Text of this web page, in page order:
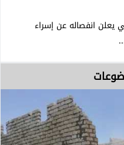
يعلن انفصاله عن إسراء